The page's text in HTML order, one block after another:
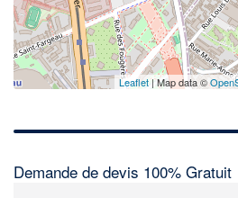
Leaflet| Map data ©
Demande de devis 100% Gratuit